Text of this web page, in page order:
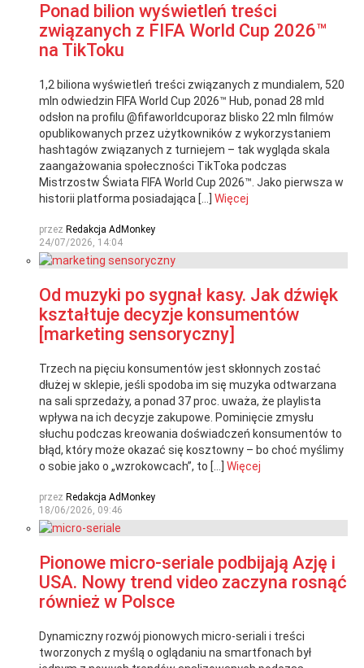
Ponad bilion wyświetleń treści
związanych z FIFA World Cup 2026™
na TikToku
1,2 biliona wyświetleń treści związanych z mundialem, 520
mln odwiedzin FIFA World Cup 2026™ Hub, ponad 28 mld
odsłon na profilu @fifaworldcuporaz blisko 22 mln filmów
opublikowanych przez użytkowników z wykorzystaniem
hashtagów związanych z turniejem – tak wygląda skala
zaangażowania społeczności TikToka podczas
Mistrzostw Świata FIFA World Cup 2026™. Jako pierwsza w
historii platforma posiadająca […] Więcej
przez Redakcja AdMonkey
24/07/2026, 14:04
Od muzyki po sygnał kasy. Jak dźwięk
kształtuje decyzje konsumentów
[marketing sensoryczny]
Trzech na pięciu konsumentów jest skłonnych zostać
dłużej w sklepie, jeśli spodoba im się muzyka odtwarzana
na sali sprzedaży, a ponad 37 proc. uważa, że playlista
wpływa na ich decyzje zakupowe. Pominięcie zmysłu
słuchu podczas kreowania doświadczeń konsumentów to
błąd, który może okazać się kosztowny – bo choć myślimy
o sobie jako o „wzrokowcach”, to […] Więcej
przez Redakcja AdMonkey
18/06/2026, 09:46
Pionowe micro-seriale podbijają Azję i
USA. Nowy trend video zaczyna rosnąć
również w Polsce
Dynamiczny rozwój pionowych micro-seriali i treści
tworzonych z myślą o oglądaniu na smartfonach był